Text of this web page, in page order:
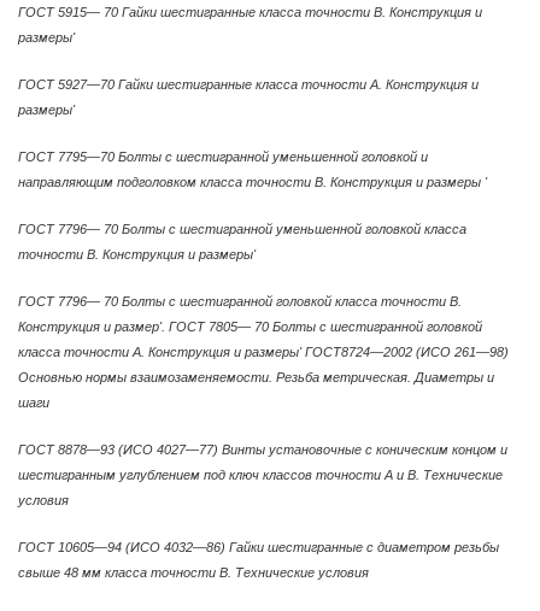
ГОСТ 5915— 70 Гайки шестигранные класса точности В. Конструкция и
размеры'
ГОСТ 5927—70 Гайки шестигранные класса точности А. Конструкция и
размеры'
ГОСТ 7795—70 Болты с шестигранной уменьшенной головкой и
направляющим подголовком класса точности В. Конструкция и размеры '
ГОСТ 7796— 70 Болты с шестигранной уменьшенной головкой класса
точности В. Конструкция и размеры'
ГОСТ 7796— 70 Болты с шестигранной головкой класса точности В.
Конструкция и размер'. ГОСТ 7805— 70 Болты с шестигранной головкой
класса точности А. Конструкция и размеры' ГОСТ8724—2002 (ИСО 261—98)
Основнью нормы взаимозаменяемости. Резьба метрическая. Диаметры и
шаги
ГОСТ 8878—93 (ИСО 4027—77) Винты установочные с коническим концом и
шестигранным углублением под ключ классов точности А и В. Технические
условия
ГОСТ 10605—94 (ИСО 4032—86) Гайки шестигранные с диаметром резьбы
свыше 48 мм класса точности В. Технические условия